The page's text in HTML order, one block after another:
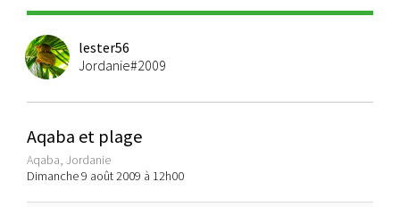
lester56
Jordanie#2009
Aqaba et plage
Aqaba, Jordanie
Dimanche 9 août 2009 à 12h00